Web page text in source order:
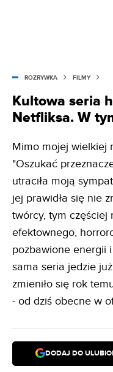
ROZRYWKA FILMY
Kultowa seria
Netfliksa. W
Mimo mojej wielkiej
"Oszukać
utraciła moją
jej prawidła się nie
twórcy, tym częściej
efektownego,
pozbawione energii
sama seria jedzie
zmieniło się rok
- od dziś obecne w
DODAJ DO